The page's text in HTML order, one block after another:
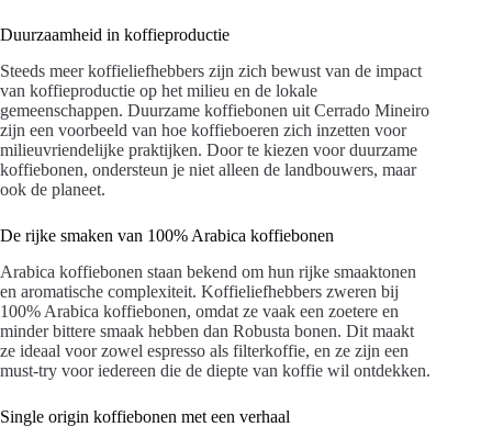
Duurzaamheid in koffieproductie
Steeds meer koffieliefhebbers zijn zich bewust van de impact
van koffieproductie op het milieu en de lokale
gemeenschappen. Duurzame koffiebonen uit Cerrado Mineiro
zijn een voorbeeld van hoe koffieboeren zich inzetten voor
milieuvriendelijke praktijken. Door te kiezen voor duurzame
koffiebonen, ondersteun je niet alleen de landbouwers, maar
ook de planeet.
De rijke smaken van 100% Arabica koffiebonen
Arabica koffiebonen staan bekend om hun rijke smaaktonen
en aromatische complexiteit. Koffieliefhebbers zweren bij
100% Arabica koffiebonen, omdat ze vaak een zoetere en
minder bittere smaak hebben dan Robusta bonen. Dit maakt
ze ideaal voor zowel espresso als filterkoffie, en ze zijn een
must-try voor iedereen die de diepte van koffie wil ontdekken.
Single origin koffiebonen met een verhaal